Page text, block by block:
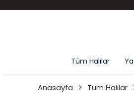
Tüm Halılar
Anasayfa Tüm Halılar